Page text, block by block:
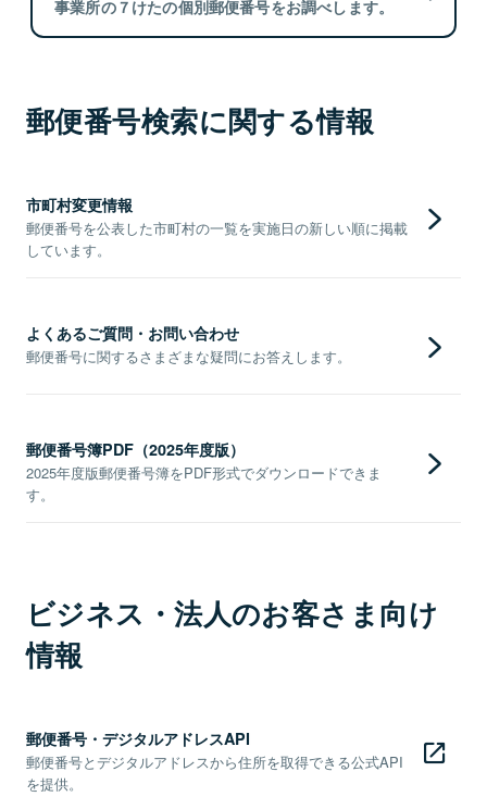
事業所の７けたの個別郵便番号をお調べします。
郵便番号検索に関する情報
市町村変更情報
郵便番号を公表した市町村の一覧を実施日の新しい順に掲載
しています。
よくあるご質問・お問い合わせ
郵便番号に関するさまざまな疑問にお答えします。
郵便番号簿PDF（2025年度版）
2025年度版郵便番号簿をPDF形式でダウンロードできま
す。
ビジネス・法人のお客さま向け
情報
郵便番号・デジタルアドレスAPI
郵便番号とデジタルアドレスから住所を取得できる公式API
を提供。